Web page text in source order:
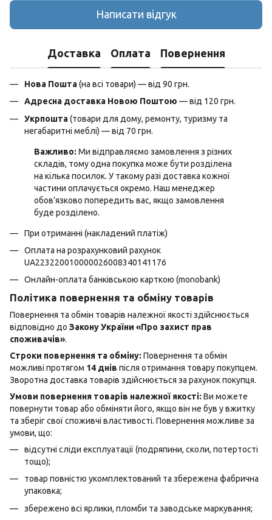
Написати відгук
Доставка Оплата Повернення
Нова Пошта(на всі товари) — від 90 грн.
Адресна доставка Новою Поштою — від 120 грн.
Укрпошта(товари для дому, ремонту, туризму та
негабаритні меблі) — від 70 грн.
Важливо: Ми відправляємо замовлення з різних
складів, тому одна покупка може бути розділена
на кілька посилок. У такому разі доставка кожної
частини оплачується окремо. Наш менеджер
обов’язково попередить вас, якщо замовлення
буде розділено.
При отриманні (накладений платіж)
Оплата на розрахунковий рахунок
UA223220010000026008340141176
Онлайн-оплата банківською карткою (monobank)
Політика повернення та обміну товарів
Повернення та обмін товарів належної якості здійснюється
відповідно до Закону України «Про захист прав
споживачів».
Строки повернення та обміну: Повернення та обмін
можливі протягом 14 днів після отримання товару покупцем.
Зворотна доставка товарів здійснюється за рахунок покупця.
Умови повернення товарів належної якості: Ви можете
повернути товар або обміняти його, якщо він не був у вжитку
та зберіг свої споживчі властивості. Повернення можливе за
умови, що:
відсутні сліди експлуатації (подряпини, сколи, потертості
тощо);
товар повністю укомплектований та збережена фабрична
упаковка;
збережено всі ярлики, пломби та заводське маркування;